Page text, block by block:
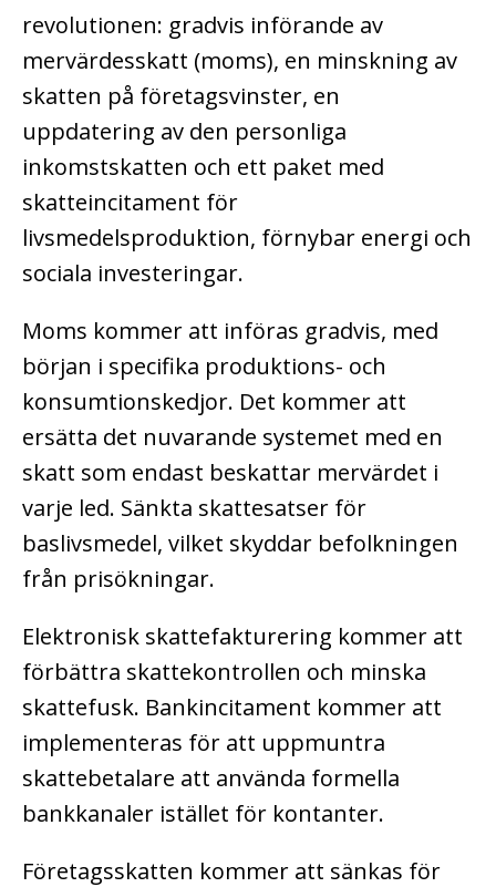
revolutionen: gradvis införande av
mervärdesskatt (moms), en minskning av
skatten på företagsvinster, en
uppdatering av den personliga
inkomstskatten och ett paket med
skatteincitament för
livsmedelsproduktion, förnybar energi och
sociala investeringar.
Moms kommer att införas gradvis, med
början i specifika produktions- och
konsumtionskedjor. Det kommer att
ersätta det nuvarande systemet med en
skatt som endast beskattar mervärdet i
varje led. Sänkta skattesatser för
baslivsmedel, vilket skyddar befolkningen
från prisökningar.
Elektronisk skattefakturering kommer att
förbättra skattekontrollen och minska
skattefusk. Bankincitament kommer att
implementeras för att uppmuntra
skattebetalare att använda formella
bankkanaler istället för kontanter.
Företagsskatten kommer att sänkas för